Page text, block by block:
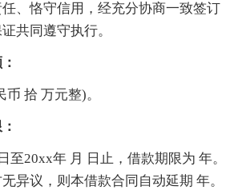
、恪守信用，经充分协商一致签订
共同遵守执行。
拾 万元整)。
至20xx年 月 日止，借款期限为 年。
异议，则本借款合同自动延期 年。